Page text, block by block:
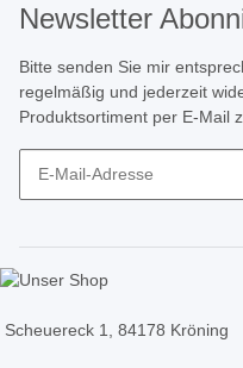
Newsletter
Bitte senden Sie mir
regelmäßig und jederzeit
Produktsortiment per E-Mail
Scheuereck 1, 84178 Kröning